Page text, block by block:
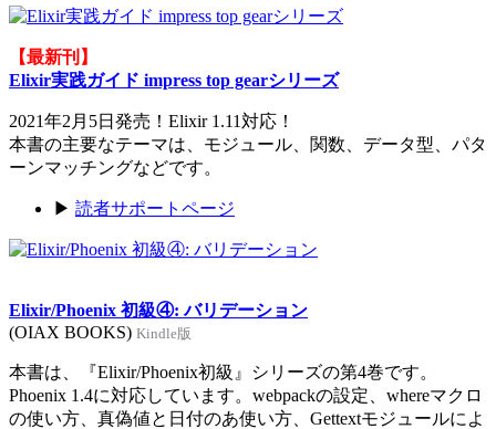
【最新刊】
Elixir実践ガイド impress top gearシリーズ
2021年2月5日発売！Elixir 1.11対応！
本書の主要なテーマは、モジュール、関数、データ型、パタ
ーンマッチングなどです。
▶ 読者サポートページ
Elixir/Phoenix 初級④: バリデーション
(OIAX BOOKS) Kindle版
本書は、『Elixir/Phoenix初級』シリーズの第4巻です。
Phoenix 1.4に対応しています。webpackの設定、whereマクロ
の使い方、真偽値と日付のあ使い方、Gettextモジュールによ